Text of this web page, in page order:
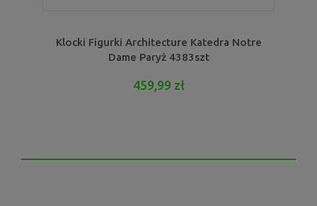
Klocki Figurki Architecture Katedra Notre
Dame Paryż 4383szt
459,99 zł